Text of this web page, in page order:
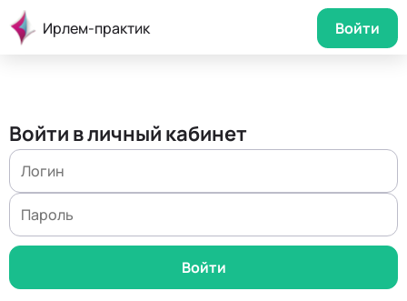
Ирлем-практик Войти
Войти в личный кабинет